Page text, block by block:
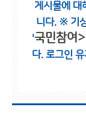
게시물에 대
니다. ※ 기
'국민참여
다. 로그인